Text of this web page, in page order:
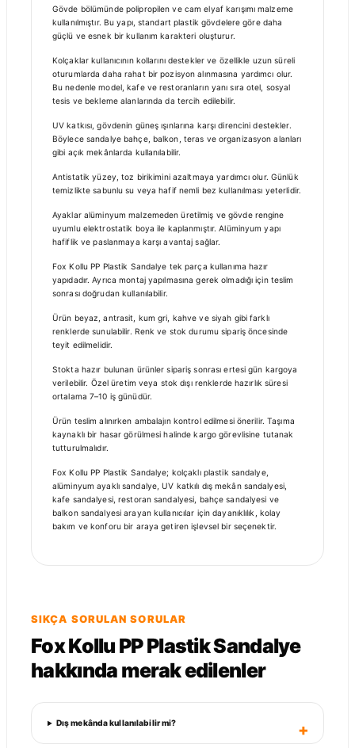
Gövde bölümünde polipropilen ve cam elyaf karışımı malzeme
kullanılmıştır. Bu yapı, standart plastik gövdelere göre daha
güçlü ve esnek bir kullanım karakteri oluşturur.
Kolçaklar kullanıcının kollarını destekler ve özellikle uzun süreli
oturumlarda daha rahat bir pozisyon alınmasına yardımcı olur.
Bu nedenle model, kafe ve restoranların yanı sıra otel, sosyal
tesis ve bekleme alanlarında da tercih edilebilir.
UV katkısı, gövdenin güneş ışınlarına karşı direncini destekler.
Böylece sandalye bahçe, balkon, teras ve organizasyon alanları
gibi açık mekânlarda kullanılabilir.
Antistatik yüzey, toz birikimini azaltmaya yardımcı olur. Günlük
temizlikte sabunlu su veya hafif nemli bez kullanılması yeterlidir.
Ayaklar alüminyum malzemeden üretilmiş ve gövde rengine
uyumlu elektrostatik boya ile kaplanmıştır. Alüminyum yapı
hafiflik ve paslanmaya karşı avantaj sağlar.
Fox Kollu PP Plastik Sandalye tek parça kullanıma hazır
yapıdadır. Ayrıca montaj yapılmasına gerek olmadığı için teslim
sonrası doğrudan kullanılabilir.
Ürün beyaz, antrasit, kum gri, kahve ve siyah gibi farklı
renklerde sunulabilir. Renk ve stok durumu sipariş öncesinde
teyit edilmelidir.
Stokta hazır bulunan ürünler sipariş sonrası ertesi gün kargoya
verilebilir. Özel üretim veya stok dışı renklerde hazırlık süresi
ortalama 7–10 iş günüdür.
Ürün teslim alınırken ambalajın kontrol edilmesi önerilir. Taşıma
kaynaklı bir hasar görülmesi halinde kargo görevlisine tutanak
tutturulmalıdır.
Fox Kollu PP Plastik Sandalye; kolçaklı plastik sandalye,
alüminyum ayaklı sandalye, UV katkılı dış mekân sandalyesi,
kafe sandalyesi, restoran sandalyesi, bahçe sandalyesi ve
balkon sandalyesi arayan kullanıcılar için dayanıklılık, kolay
bakım ve konforu bir araya getiren işlevsel bir seçenektir.
SIKÇA SORULAN SORULAR
Fox Kollu PP Plastik Sandalye
hakkında merak edilenler
Dış mekânda kullanılabilir mi?